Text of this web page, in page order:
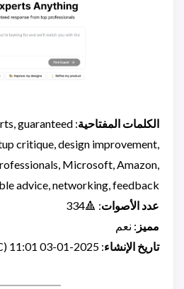
الكلمات المفتاحية guaranteed
critique, design improvement,
Microsoft, Amazon,
advice, networking, feedback
عدد الأصوات: 🔺334
مميز : نعم
تاريخ الإنشاء: 2025-01-03 11:01 AM (UTC)